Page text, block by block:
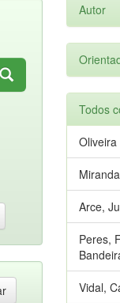
Autor
Todos
Arce,
Peres,
Vidal,